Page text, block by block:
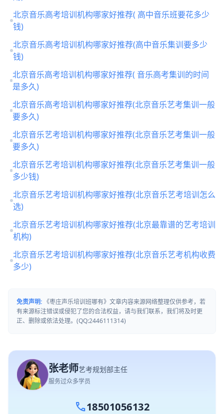
北京音乐高考培训机构哪家好推荐( 高中音乐班要花多少
钱)
北京音乐高考培训机构哪家好推荐(高中音乐集训要多少
钱)
北京音乐高考培训机构哪家好推荐( 音乐高考集训的时间
是多久)
北京音乐高考培训机构哪家好推荐(北京音乐艺考集训一般
要多久)
北京音乐艺考培训机构哪家好推荐(北京音乐艺考集训一般
要多久)
北京音乐艺考培训机构哪家好推荐(北京音乐艺考集训一般
多少钱)
北京音乐艺考培训机构哪家好推荐(北京音乐艺考培训怎么
选)
北京音乐艺考培训机构哪家好推荐(北京最靠谱的艺考培训
机构)
北京音乐艺考培训机构哪家好推荐(北京音乐艺考机构收费
多少)
免责声明: 《枣庄声乐培训班哪有》文章内容来源网络整理仅供参考，若
有来源标注错误或侵犯了您的合法权益，请与我们联系，我们将及时更
正、删除或依法处理。(QQ:2446111314)
张老师艺考规划部主任
服务过众多学员
call18501056132